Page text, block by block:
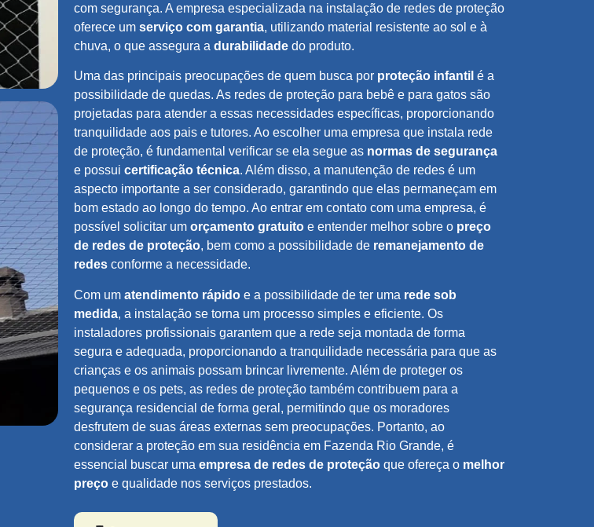
com segurança. A empresa especializada na instalação de redes de proteção
oferece um serviço com garantia, utilizando material resistente ao sol e à
chuva, o que assegura a durabilidade do produto.
Uma das principais preocupações de quem busca por proteção infantil é a
possibilidade de quedas. As redes de proteção para bebê e para gatos são
projetadas para atender a essas necessidades específicas, proporcionando
tranquilidade aos pais e tutores. Ao escolher uma empresa que instala rede
de proteção, é fundamental verificar se ela segue as normas de segurança
e possui certificação técnica. Além disso, a manutenção de redes é um
aspecto importante a ser considerado, garantindo que elas permaneçam em
bom estado ao longo do tempo. Ao entrar em contato com uma empresa, é
possível solicitar um orçamento gratuito e entender melhor sobre o preço
de redes de proteção, bem como a possibilidade de remanejamento de
redes conforme a necessidade.
Com um atendimento rápido e a possibilidade de ter uma rede sob
medida, a instalação se torna um processo simples e eficiente. Os
instaladores profissionais garantem que a rede seja montada de forma
segura e adequada, proporcionando a tranquilidade necessária para que as
crianças e os animais possam brincar livremente. Além de proteger os
pequenos e os pets, as redes de proteção também contribuem para a
segurança residencial de forma geral, permitindo que os moradores
desfrutem de suas áreas externas sem preocupações. Portanto, ao
considerar a proteção em sua residência em Fazenda Rio Grande, é
essencial buscar uma empresa de redes de proteção que ofereça o melhor
preço e qualidade nos serviços prestados.